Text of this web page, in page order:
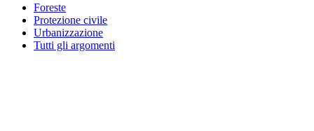
Foreste
Protezione civile
Urbanizzazione
Tutti gli argomenti